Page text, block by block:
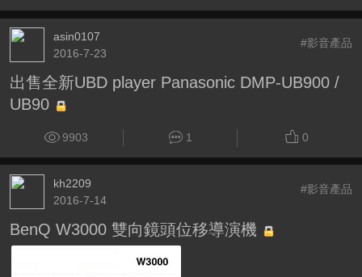
asin0107
2016-7-23
#影音產品
出售全新UBD player Panasonic DMP-UB900 /
UB90
9903 1 0
kh2209
2016-7-14
#影音產品
BenQ W3000 雙向鏡頭位移導演機